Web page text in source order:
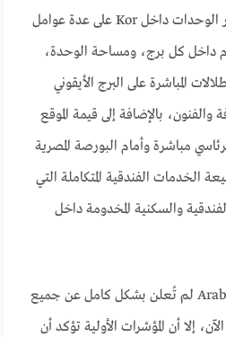
وقد اعتمدت الشركة في تسعير الوحدات داخل Kor على عدة عوامل
داخل كل برج، ومساحة الوحدة،
المباشرة على البرج الأيقوني
بالإضافة إلى قيمة الموقع
مباشرة وأمام البورصة المصرية
الخدمات الفندقية المتكاملة التي
والسكنية المخدومة داخل
ورغم أن Arabia Developments لم تُعلن بشكل كامل عن جميع
إلا أن المؤشرات الأولية تؤكد أن